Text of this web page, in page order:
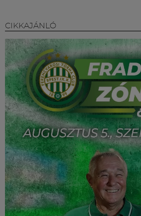
CIKKAJÁNLÓ